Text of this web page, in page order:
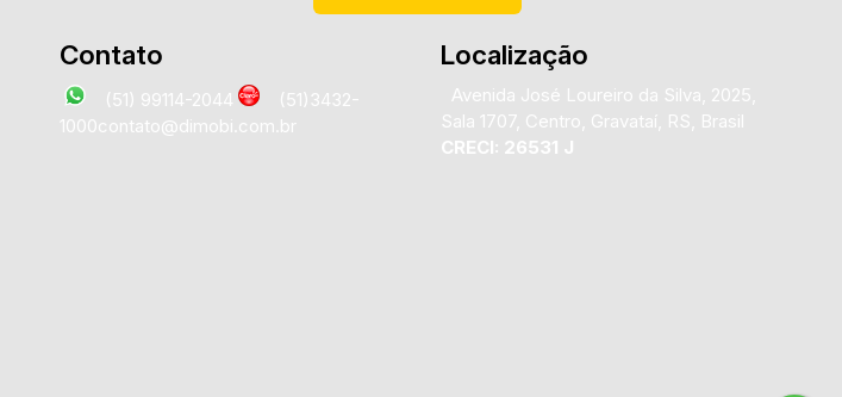
Contato
(51) 99114-2044
(51)3432-
1000contato@dimobi.com.br
Localização
Avenida José Loureiro da Silva, 2025,
Sala 1707, Centro, Gravataí, RS, Brasil
CRECI: 26531 J